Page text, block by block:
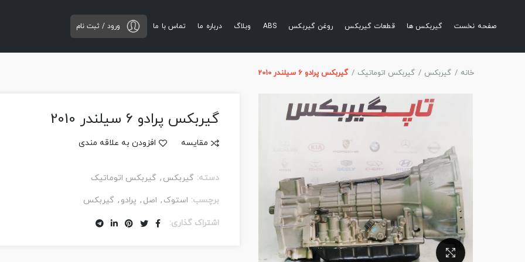
صفحه نخست گیربکس ها قطعات گیربکس روغن گیربکس ABS وبلاگ درباره ما تماس با ما ورود / ثبت نام
خانه گیربکس گیربکس اتوماتیک گیربکس پرادو 6 سیلندر 2010
بزرگنمایی تصویر
گیربکس پرادو 6 سیلندر 2010
مقایسه افزودن به علاقه مندی
دسته: گیربکس , گیربکس اتوماتیک
برچسب: استوک , اصل , پرادو , گیربکس
اشتراک گذاری